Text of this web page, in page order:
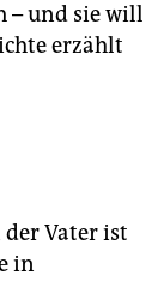
– und sie will
erzählt
Vater ist
in